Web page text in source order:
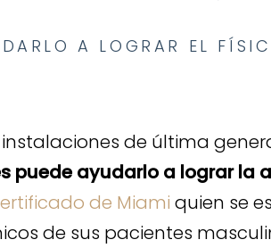
A LOGRAR EL
de última
puede ayudarlo a lograr la
de Miami quien se
de sus pacientes